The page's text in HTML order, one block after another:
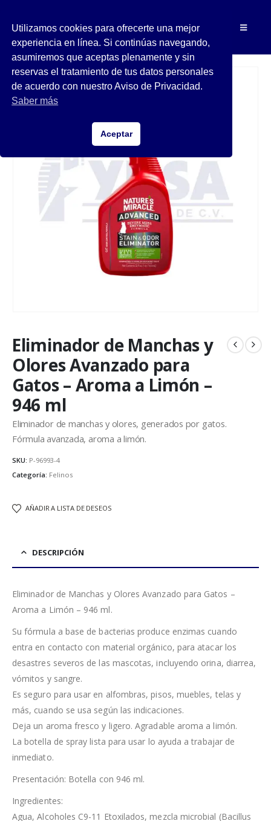
Eliminador de Manchas y
Olores Avanzado para
Gatos – Aroma a Limón –
946 ml
Eliminador de manchas y olores, generados por gatos.
Fórmula avanzada, aroma a limón.
SKU: P-96993-4
Categoría: Felinos
AÑADIR A LISTA DE DESEOS
DESCRIPCIÓN
Eliminador de Manchas y Olores Avanzado para Gatos –
Aroma a Limón – 946 ml.
Su fórmula a base de bacterias produce enzimas cuando
entra en contacto con material orgánico, para atacar los
desastres severos de las mascotas, incluyendo orina, diarrea,
vómitos y sangre.
Es seguro para usar en alfombras, pisos, muebles, telas y
más, cuando se usa según las indicaciones.
Deja un aroma fresco y ligero. Agradable aroma a limón.
La botella de spray lista para usar lo ayuda a trabajar de
inmediato.
Presentación: Botella con 946 ml.
Ingredientes:
Agua, Alcoholes C9-11 Etoxilados, mezcla microbial (Bacillus
Utilizamos cookies para ofrecerte una mejor
experiencia en línea. Si continúas navegando,
asumiremos que aceptas plenamente y sin
reservas el tratamiento de tus datos personales
de acuerdo con nuestro Aviso de Privacidad.
Saber más
Aceptar